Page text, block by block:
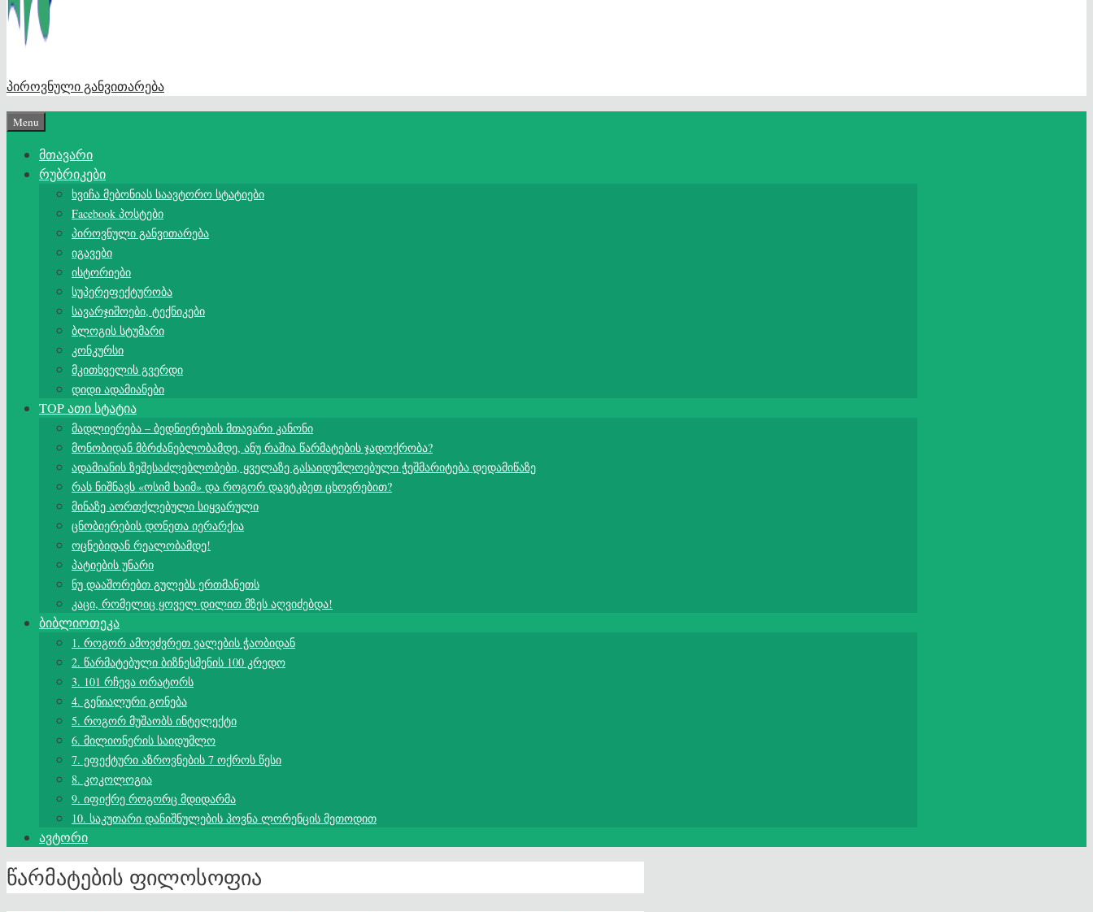
პიროვნული განვითარება
Menu
მთავარი
რუბრიკები
ხვიჩა მებონიას საავტორო სტატიები
Facebook პოსტები
პიროვნული განვითარება
იგავები
ისტორიები
სუპერეფექტურობა
სავარჯიშოები, ტექნიკები
ბლოგის სტუმარი
კონკურსი
მკითხველის გვერდი
დიდი ადამიანები
TOP ათი სტატია
მადლიერება – ბედნიერების მთავარი კანონი
მონობიდან მბრძანებლობამდე, ანუ რაშია წარმატების ჯადოქრობა?
ადამიანის ზეშესაძლებლობები, ყველაზე გასაიდუმლოებული ჭეშმარიტება დედამიწაზე
რას ნიშნავს «ოსიმ ხაიმ» და როგორ დავტკბეთ ცხოვრებით?
მინაზე აორთქლებული სიყვარული
ცნობიერების დონეთა იერარქია
ოცნებიდან რეალობამდე!
პატიების უნარი
ნუ დააშორებთ გულებს ერთმანეთს
კაცი, რომელიც ყოველ დილით მზეს აღვიძებდა!
ბიბლიოთეკა
1. როგორ ამოვძვრეთ ვალების ჭაობიდან
2. წარმატებული ბიზნესმენის 100 კრედო
3. 101 რჩევა ორატორს
4. გენიალური გონება
5. როგორ მუშაობს ინტელექტი
6. მილიონერის საიდუმლო
7. ეფექტური აზროვნების 7 ოქროს წესი
8. კოკოლოგია
9. იფიქრე როგორც მდიდარმა
10. საკუთარი დანიშნულების პოვნა ლორენცის მეთოდით
ავტორი
წარმატების ფილოსოფია